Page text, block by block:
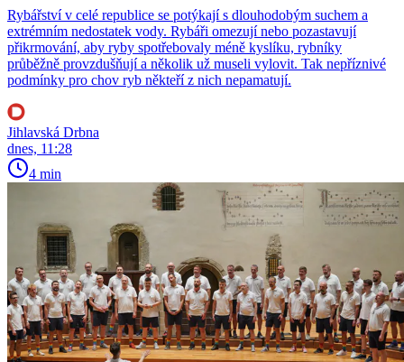
Rybářství v celé republice se potýkají s dlouhodobým suchem a
extrémním nedostatek vody. Rybáři omezují nebo pozastavují
přikrmování, aby ryby spotřebovaly méně kyslíku, rybníky
průběžně provzdušňují a několik už museli vylovit. Tak nepříznivé
podmínky pro chov ryb někteří z nich nepamatují.
Jihlavská Drbna
dnes, 11:28
4 min